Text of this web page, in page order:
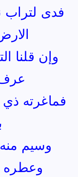
فدى لتراب
وإن قلنا
عرف
فماغرته ذي
وسيم